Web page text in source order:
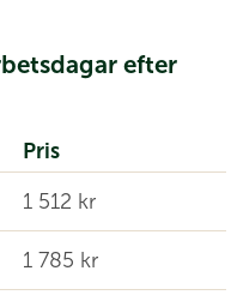
efter
Pris
1 512 kr
1 785 kr